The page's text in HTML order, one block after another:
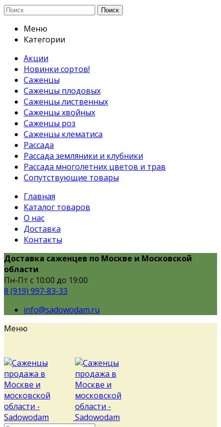
Поиск
Меню
Категории
Акции
Новинки сортов!
Саженцы
Саженцы плодовых
Саженцы лиственных
Саженцы хвойных
Саженцы роз
Саженцы клематиса
Рассада
Рассада земляники и клубники
Рассада многолетних цветов и трав
Сопутствующие товары
Главная
Каталог товаров
О нас
Доставка
Контакты
Доставка саженцев по Москве и Московской
области
Пн-Пт с 10:00 до 19:00
8 (919) 997-83-33
info@sadowodam.ru
Меню